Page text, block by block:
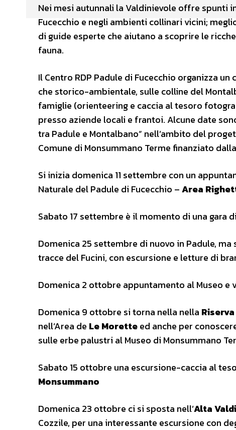
Nei mesi autunnali la Valdinievole offre spunti
Fucecchio e negli ambienti collinari vicini;
di guide esperte che aiutano a scoprire le
fauna.
Il Centro RDP Padule di Fucecchio organizza
che storico-ambientale, sulle colline del
famiglie (orienteering e caccia al tesoro
presso aziende locali e frantoi. Alcune date
tra Padule e Montalbano” nell’ambito del
Comune di Monsummano Terme finanziato
Si inizia domenica 11 settembre con un
Naturale del Padule di Fucecchio –Area
Sabato 17 settembre è il momento di una gara
Domenica 25 settembre di nuovo in Padule,
tracce del Fucini, con escursione e letture di
Domenica 2 ottobre appuntamento al Museo e
Domenica 9 ottobre si torna nella nella
nell’Area de Le Moretteed anche per
sulle erbe palustri al Museo di Monsummano
Sabato 15 ottobre una escursione-caccia al
Monsummano
Domenica 23 ottobre ci si sposta nell’Alta
Cozzile, per una interessante escursione con